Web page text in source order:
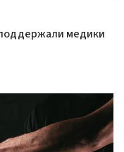
поддержали медики